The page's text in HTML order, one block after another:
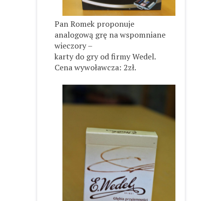
Pan Romek proponuje
analogową grę na wspomniane
wieczory –
karty do gry od firmy Wedel.
Cena wywoławcza: 2zł.